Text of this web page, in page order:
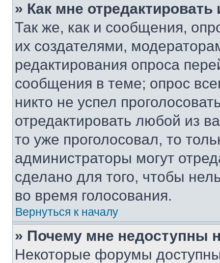
» Как мне
Так же, как и сообщения,
их создателями,
редактирования опроса
сообщения в теме; опрос
никто не успел
отредактировать любой из
то уже проголосовал, то
администраторы могут
сделано для того, чтобы
во время голосования.
Вернуться к началу
» Почему мне недоступны
Некоторые форумы